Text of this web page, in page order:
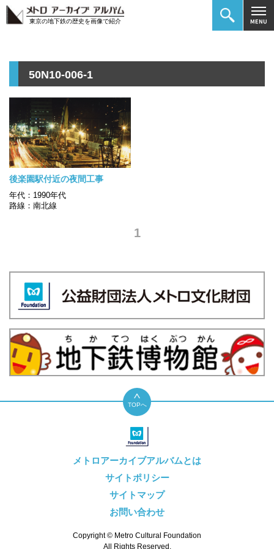
東京の地下鉄の歴史を画像で紹介
50N10-006-1
後楽園駅付近の夜間工事
年代：1990年代
路線：南北線
1
TOPへ
メトロアーカイブアルバムとは
サイトポリシー
サイトマップ
お問い合わせ
Copyright © Metro Cultural Foundation
All Rights Reserved.